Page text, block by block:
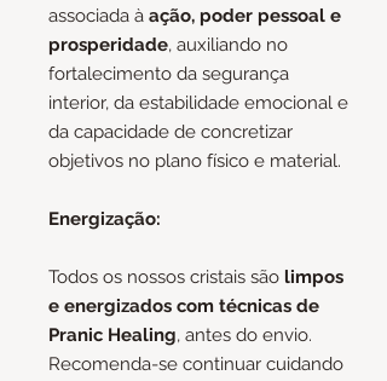
associada à ação, poder pessoal e
prosperidade, auxiliando no
fortalecimento da segurança
interior, da estabilidade emocional e
da capacidade de concretizar
objetivos no plano físico e material.
Energização:
Todos os nossos cristais são limpos
e energizados com técnicas de
Pranic Healing, antes do envio.
Recomenda-se continuar cuidando